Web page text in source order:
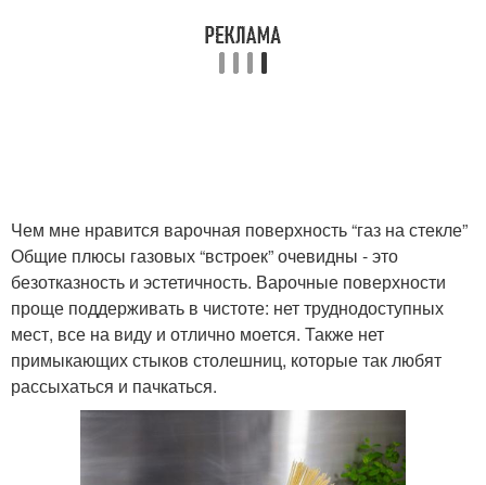
Чем мне нравится варочная поверхность “газ на стекле”
Общие плюсы газовых “встроек” очевидны - это
безотказность и эстетичность. Варочные поверхности
проще поддерживать в чистоте: нет труднодоступных
мест, все на виду и отлично моется. Также нет
примыкающих стыков столешниц, которые так любят
рассыхаться и пачкаться.